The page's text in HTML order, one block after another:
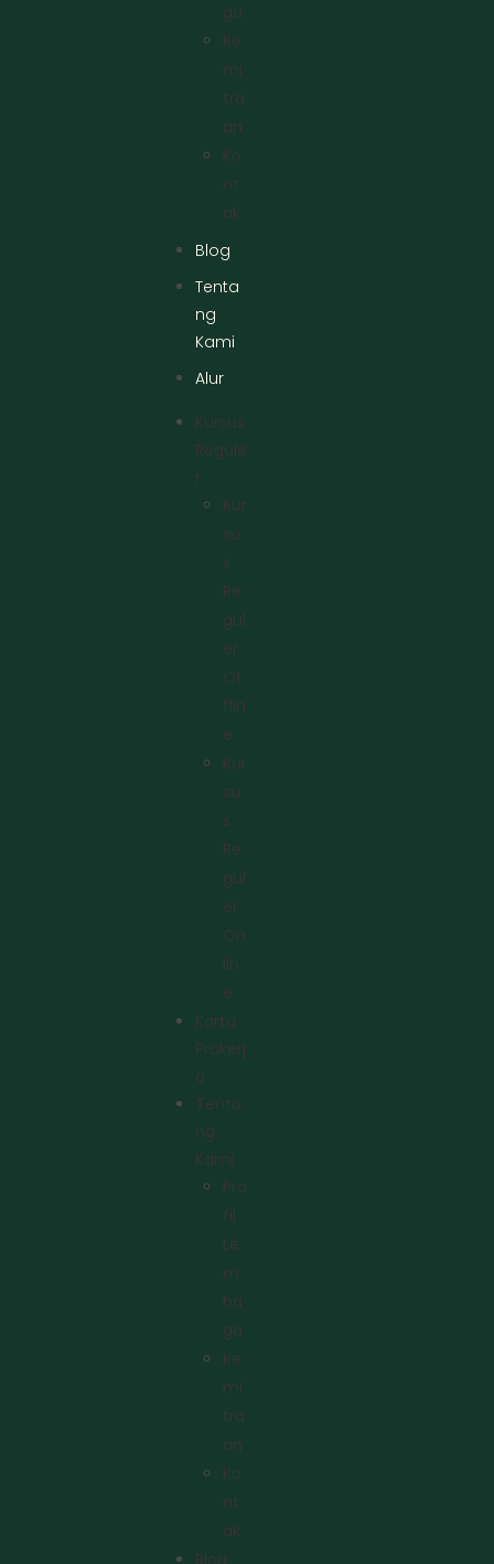
Ga
Ke
Mi
Tra
An
Ko
Nt
Ak
Blog
Tenta
ng
Kami
Alur
Kursus
Regule
R
Kur
Su
S
Re
Gul
Er
Of
Flin
E
Kur
Su
S
Re
Gul
Er
On
Lin
E
Kartu
Prakerj
A
Tenta
Ng
Kami
Pro
Fil
Le
M
Ba
Ga
Ke
Mi
Tra
An
Ko
Nt
Ak